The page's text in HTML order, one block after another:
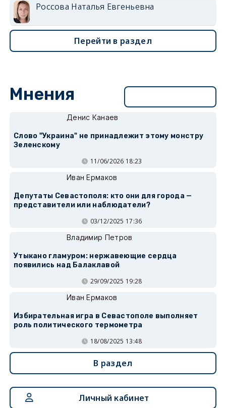
Россова Наталья Евгеньевна
Перейти в раздел
Мнения
Денис Канаев
Слово "Украина" не принадлежит этому монстру
Зеленскому
11/06/2026 18:23
Иван Ермаков
Депутаты Севастополя: кто они для города —
представители или наблюдатели?
03/12/2025 17:36
Владимир Петров
Утыкано гламуром: нержавеющие сердца
появились над Балаклавой
29/09/2025 19:28
Иван Ермаков
Избирательная игра в Севастополе выполняет
роль политического термометра
18/08/2025 13:48
В раздел
Личный кабинет